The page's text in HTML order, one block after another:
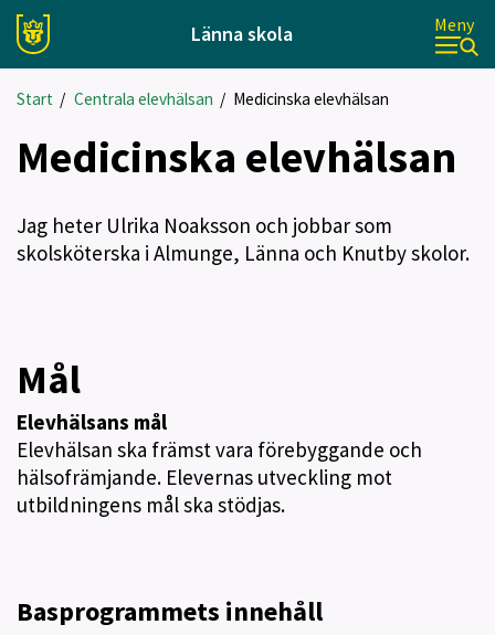
Länna skola Meny
Start / Centrala elevhälsan / Medicinska elevhälsan
Medicinska elevhälsan
Jag heter Ulrika Noaksson och jobbar som
skolsköterska i Almunge, Länna och Knutby skolor.
Mål
Elevhälsans mål
Elevhälsan ska främst vara förebyggande och
hälsofrämjande. Elevernas utveckling mot
utbildningens mål ska stödjas.
Basprogrammets innehåll